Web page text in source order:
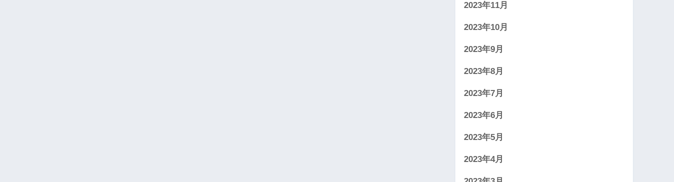
2023年11月
2023年10月
2023年9月
2023年8月
2023年7月
2023年6月
2023年5月
2023年4月